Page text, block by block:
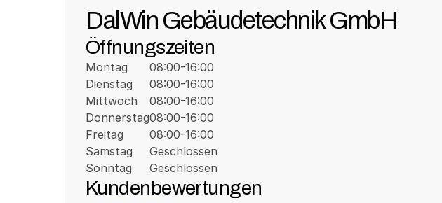
DalWin Gebäudetechnik GmbH
Öffnungszeiten
Montag
Dienstag
Mittwoch
Donnerstag
Freitag
Samstag
Sonntag
08:00-16:00
08:00-16:00
08:00-16:00
08:00-16:00
08:00-16:00
Geschlossen
Geschlossen
Kundenbewertungen